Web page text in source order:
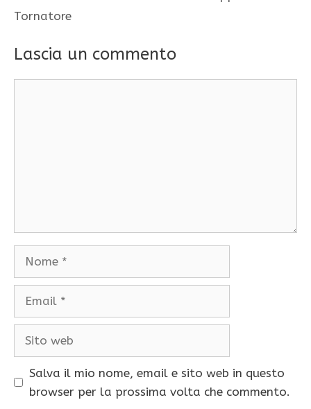
Tornatore
Lascia un commento
Salva il mio nome, email e sito web in questo
browser per la prossima volta che commento.